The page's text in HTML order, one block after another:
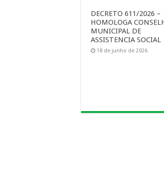
DECRETO 611/2026 –
HOMOLOGA
MUNICIPAL DE
ASSISTENCIA SOCIAL
18 de junho de 2026